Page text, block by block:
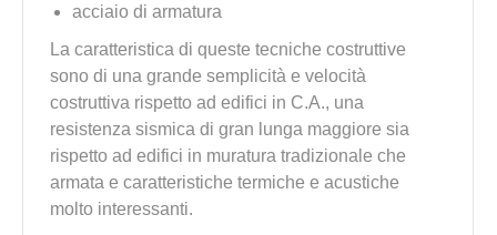
acciaio di armatura
La caratteristica di queste tecniche costruttive
sono di una grande semplicità e velocità
costruttiva rispetto ad edifici in C.A., una
resistenza sismica di gran lunga maggiore sia
rispetto ad edifici in muratura tradizionale che
armata e caratteristiche termiche e acustiche
molto interessanti.